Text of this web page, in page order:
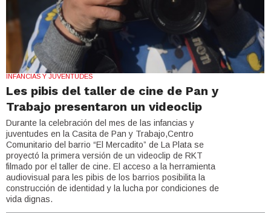
INFANCIAS Y JUVENTUDES
Les pibis del taller de cine de Pan y
Trabajo presentaron un videoclip
Durante la celebración del mes de las infancias y
juventudes en la Casita de Pan y Trabajo,Centro
Comunitario del barrio “El Mercadito” de La Plata se
proyectó la primera versión de un videoclip de RKT
filmado por el taller de cine. El acceso a la herramienta
audiovisual para les pibis de los barrios posibilita la
construcción de identidad y la lucha por condiciones de
vida dignas.